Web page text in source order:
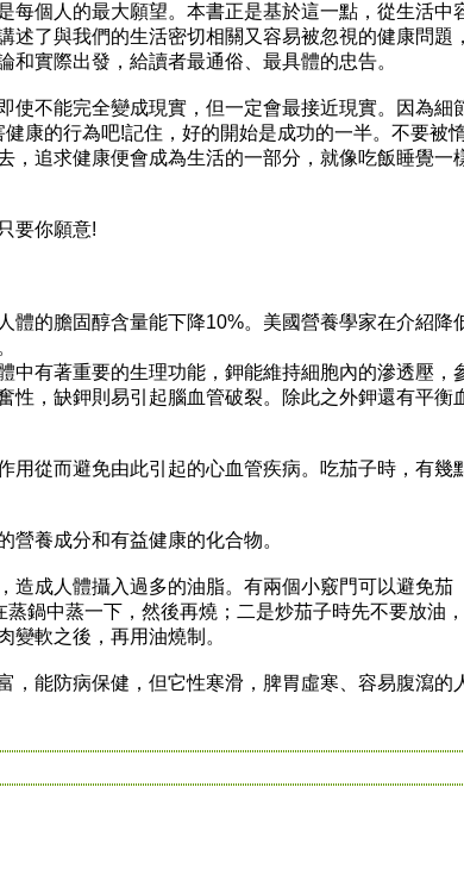
個人的最大願望。本書正是基於這一點，從生活中
了與我們的生活密切相關又容易被忽視的健康問題，
實際出發，給讀者最通俗、最具體的忠告。
不能完全變成現實，但一定會最接近現實。因為細
康的行為吧!記住，好的開始是成功的一半。不要被
，追求健康便會成為生活的一部分，就像吃飯睡覺一
要你願意!
的膽固醇含量能下降10%。美國營養學家在介紹降
有著重要的生理功能，鉀能維持細胞內的滲透壓，
性，缺鉀則易引起腦血管破裂。除此之外鉀還有平衡
從而避免由此引起的心血管疾病。吃茄子時，有幾
養成分和有益健康的化合物。
成人體攝入過多的油脂。有兩個小竅門可以避免茄
蒸鍋中蒸一下，然後再燒；二是炒茄子時先不要放油
變軟之後，再用油燒制。
能防病保健，但它性寒滑，脾胃虛寒、容易腹瀉的